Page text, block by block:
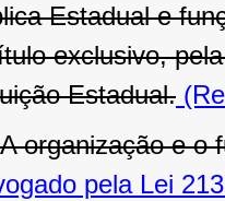
Estadual e
exclusivo,
Estadual.
A organização e o
pela Lei